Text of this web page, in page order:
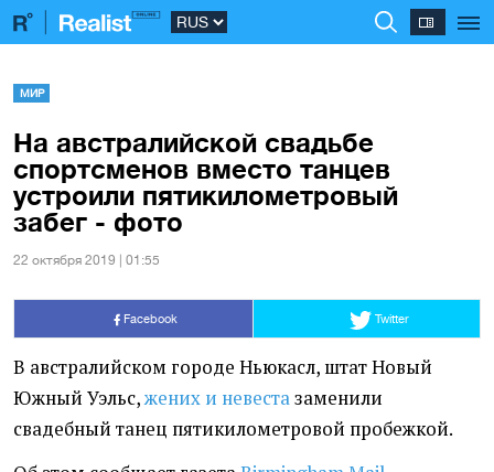
МИР
На австралийской свадьбе
спортсменов вместо танцев
устроили пятикилометровый
забег - фото
22 октября 2019 | 01:55
Facebook Twitter
В австралийском городе Ньюкасл, штат Новый
Южный Уэльс,жених и невестазаменили
свадебный танец пятикилометровой пробежкой.